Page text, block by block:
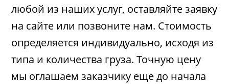
любой из наших услуг, оставляйте заявку
на сайте или позвоните нам. Стоимость
определяется индивидуально, исходя из
типа и количества груза. Точную цену
мы оглашаем заказчику еще до начала